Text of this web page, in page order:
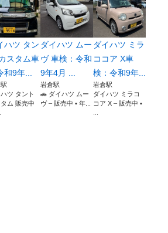
ハツ タン
スタム車
和9年...
ツ タント
ム 販売中
ダイハツ ムー
ヴ 車検：令和
9年4月 ...
岩倉駅
🚗 ダイハツ ムー
ヴ – 販売中 • 年...
ダイハツ ミラ
ココア X車
検：令和9年...
岩倉駅
ダイハツ ミラコ
コア X – 販売中 •